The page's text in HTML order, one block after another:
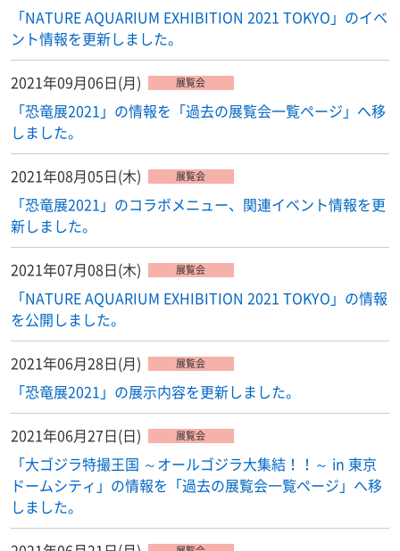
「NATURE AQUARIUM EXHIBITION 2021 TOKYO」のイベ
ント情報を更新しました。
2021年09月06日(月) 展覧会
「恐竜展2021」の情報を「過去の展覧会一覧ページ」へ移
しました。
2021年08月05日(木) 展覧会
「恐竜展2021」のコラボメニュー、関連イベント情報を更
新しました。
2021年07月08日(木) 展覧会
「NATURE AQUARIUM EXHIBITION 2021 TOKYO」の情報
を公開しました。
2021年06月28日(月) 展覧会
「恐竜展2021」の展示内容を更新しました。
2021年06月27日(日) 展覧会
「大ゴジラ特撮王国 ～オールゴジラ大集結！！～ in 東京
ドームシティ」の情報を「過去の展覧会一覧ページ」へ移
しました。